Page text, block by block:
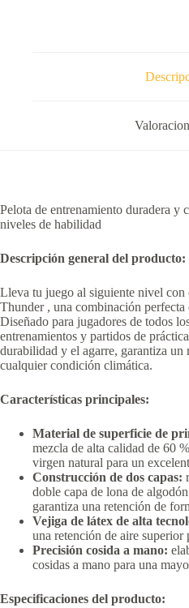
Pelota de entrenamiento duradera y
niveles de habilidad
Descripción general del producto:
Lleva tu juego al siguiente nivel
Thunder , una combinación perfecta
Diseñado para jugadores de todos
entrenamientos y partidos de
durabilidad y el agarre, garantiza un
cualquier condición climática.
Características principales:
Material de superficie de
mezcla de alta calidad de 60
virgen natural para un
Construcción de dos capas:
doble capa de lona de
garantiza una retención de
Vejiga de látex de alta
una retención de aire
Precisión cosida a mano:
cosidas a mano para una
Especificaciones del producto: